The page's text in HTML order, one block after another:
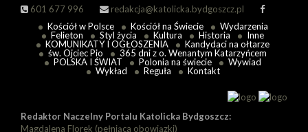
601 677 996
redakcja@katolicka.bydgoszcz.pl
Kościół w Polsce Kościół na Świecie
Wydarzenia
Felieton
Styl życia Kultura Historia
Inne
KOMUNIKATY I OGŁOSZENIA
Kandydaci na ołtarze
św. Ojciec Pio
365 dni z o. Wenantym Katarzyńcem
POLSKA I ŚWIAT
Polonia na świecie
Wywiad
Wykład
Reguła Kontakt
Redaktor Naczelny Portalu Katolicka Bydgoszcz:
Magdalena Florek (pełniąca obowiązki)